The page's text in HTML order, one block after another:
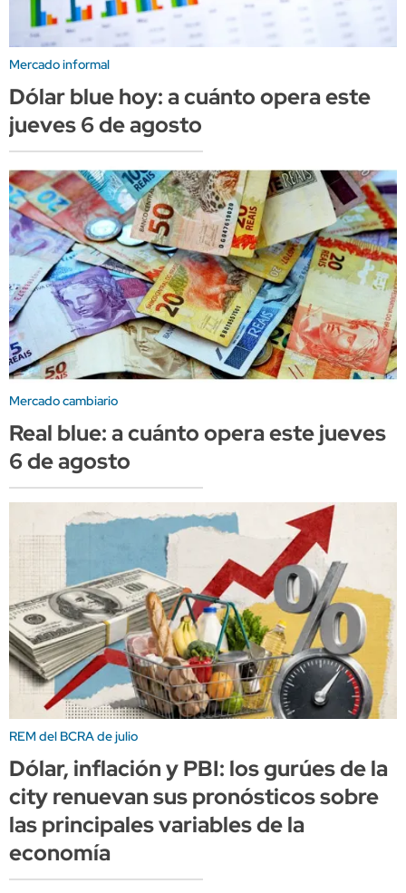
Mercado informal
Dólar blue hoy: a cuánto opera este
jueves 6 de agosto
Mercado cambiario
Real blue: a cuánto opera este jueves
6 de agosto
REM del BCRA de julio
Dólar, inflación y PBI: los gurúes de la
city renuevan sus pronósticos sobre
las principales variables de la
economía